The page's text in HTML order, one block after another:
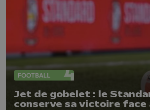
FOOTBALL
Jet de gobelet : le
conserve sa victoire face